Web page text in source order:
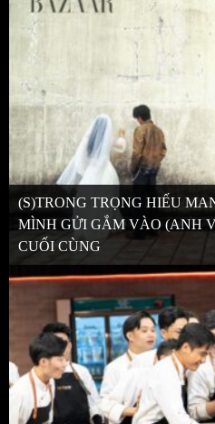
(S)TRONG TRỌNG HIẾU
MÌNH GỬI GẮM VÀO (ANH
CUỐI CÙNG